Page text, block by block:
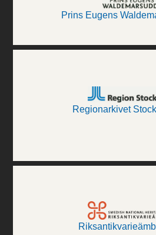
Prins Eugens
Regionarkivet